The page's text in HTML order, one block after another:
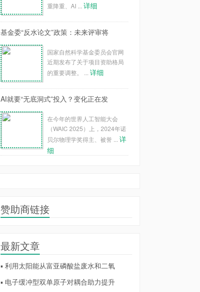
重降重、AI ... 详细
基金委“反水论文”政策：未来评审将
国家自然科学基金委员会官网
近期发布了关于项目资助格局
的重要调整。 ... 详细
AI就要“无底洞式”投入？变化正在发
在今年的世界人工智能大会
（WAIC 2025）上，2024年诺
贝尔物理学奖得主、被誉 ... 详
细
赞助商链接
最新文章
▪ 利用太阳能从富亚磷酸盐废水和二氧
▪ 电子缓冲型双单原子对耦合助力提升